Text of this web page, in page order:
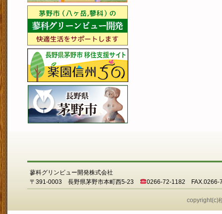
蓼科グリンビュー開発株式会社
〒391-0003 長野県茅野市本町西5-23
0266-72-1182 FAX.0266-
copyright(c)